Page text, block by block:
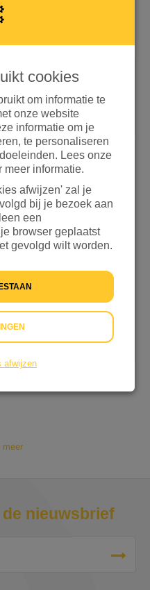
€ 50 € 100
en betaal
Algemene
van toepassing.
meer
nieuwsbrief
cookies
om informatie te
onze website
informatie om je
te personaliseren
Lees onze
meer informatie.
afwijzen' zal je
bij je bezoek aan
een
browser geplaatst
gevolgd wilt worden.
afwijzen